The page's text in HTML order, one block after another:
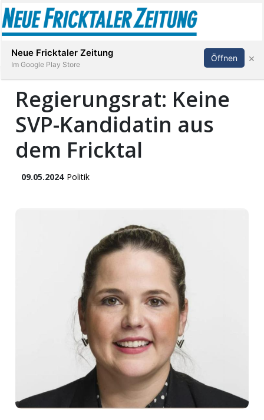
Stellen
Abonnieren Anmelden
Regierungsrat: Keine
SVP-Kandidatin aus
dem Fricktal
09.05.2024 Politik
Neue Fricktaler Zeitung
Im Google Play Store
Öffnen ×